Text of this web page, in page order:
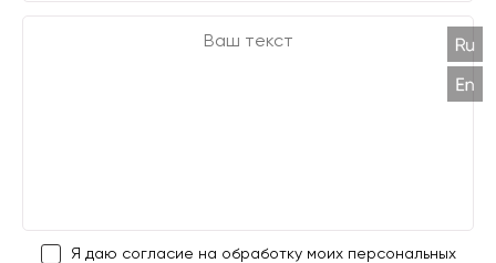
Я даю согласие на обработку моих персональных